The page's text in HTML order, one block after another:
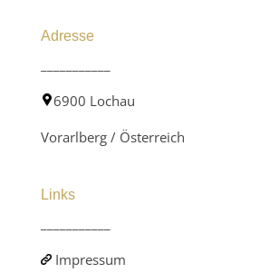
Adresse
6900 Lochau
Vorarlberg / Österreich
Links
Impressum